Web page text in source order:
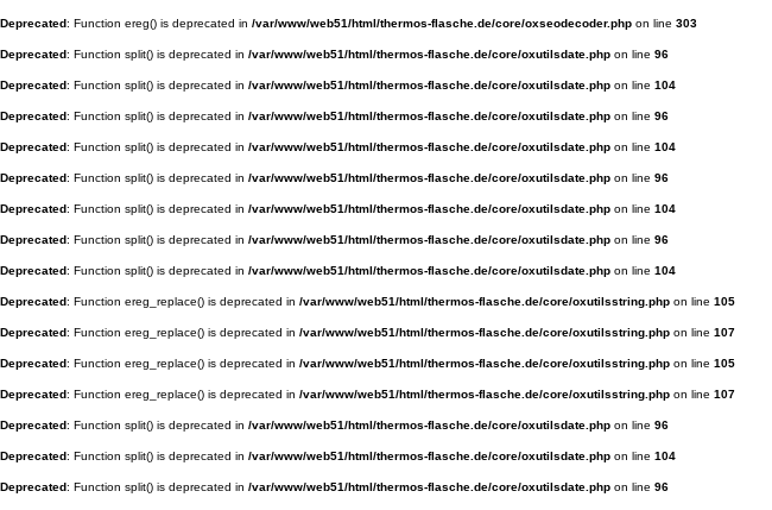
Deprecated: Function ereg() is deprecated in /var/www/web51/html/thermos-flasche.de/core/oxseodecoder.php on line 303
Deprecated: Function split() is deprecated in /var/www/web51/html/thermos-flasche.de/core/oxutilsdate.php on line 96
Deprecated: Function split() is deprecated in /var/www/web51/html/thermos-flasche.de/core/oxutilsdate.php on line 104
Deprecated: Function split() is deprecated in /var/www/web51/html/thermos-flasche.de/core/oxutilsdate.php on line 96
Deprecated: Function split() is deprecated in /var/www/web51/html/thermos-flasche.de/core/oxutilsdate.php on line 104
Deprecated: Function split() is deprecated in /var/www/web51/html/thermos-flasche.de/core/oxutilsdate.php on line 96
Deprecated: Function split() is deprecated in /var/www/web51/html/thermos-flasche.de/core/oxutilsdate.php on line 104
Deprecated: Function split() is deprecated in /var/www/web51/html/thermos-flasche.de/core/oxutilsdate.php on line 96
Deprecated: Function split() is deprecated in /var/www/web51/html/thermos-flasche.de/core/oxutilsdate.php on line 104
Deprecated: Function ereg_replace() is deprecated in /var/www/web51/html/thermos-flasche.de/core/oxutilsstring.php on line 105
Deprecated: Function ereg_replace() is deprecated in /var/www/web51/html/thermos-flasche.de/core/oxutilsstring.php on line 107
Deprecated: Function ereg_replace() is deprecated in /var/www/web51/html/thermos-flasche.de/core/oxutilsstring.php on line 105
Deprecated: Function ereg_replace() is deprecated in /var/www/web51/html/thermos-flasche.de/core/oxutilsstring.php on line 107
Deprecated: Function split() is deprecated in /var/www/web51/html/thermos-flasche.de/core/oxutilsdate.php on line 96
Deprecated: Function split() is deprecated in /var/www/web51/html/thermos-flasche.de/core/oxutilsdate.php on line 104
Deprecated: Function split() is deprecated in /var/www/web51/html/thermos-flasche.de/core/oxutilsdate.php on line 96